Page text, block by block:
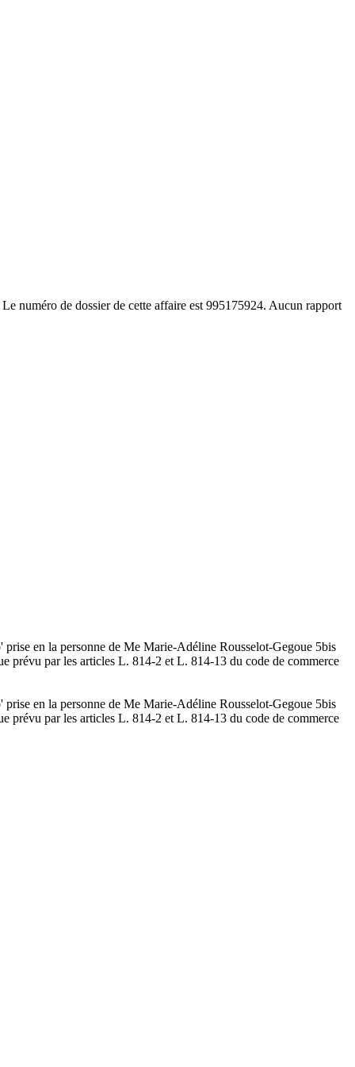
numéro de dossier de cette affaire est 995175924. Aucun rapport
en la personne de Me Marie-Adéline Rousselot-Gegoue 5bis
prévu par les articles L. 814-2 et L. 814-13 du code de commerce
en la personne de Me Marie-Adéline Rousselot-Gegoue 5bis
prévu par les articles L. 814-2 et L. 814-13 du code de commerce